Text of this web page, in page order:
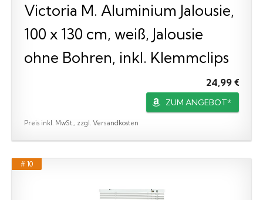
Victoria M. Aluminium Jalousie,
100 x 130 cm, weiß, Jalousie
ohne Bohren, inkl. Klemmclips
24,99 €
ZUM ANGEBOT*
Preis inkl. MwSt., zzgl. Versandkosten
# 10